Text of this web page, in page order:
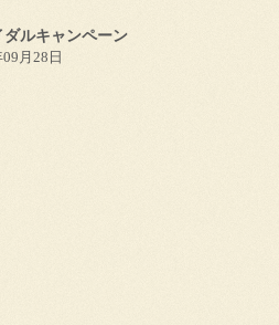
ダルキャンペーン
月28日